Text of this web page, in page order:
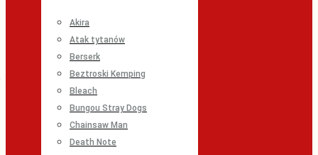
Akira
Atak tytanów
Berserk
Beztroski Kemping
Bleach
Bungou Stray Dogs
Chainsaw Man
Death Note